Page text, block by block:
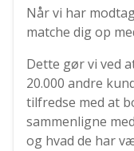
Når vi har
matche dig op
Dette gør vi ved
20.000 andre
tilfredse med at
sammenligne
og hvad de har